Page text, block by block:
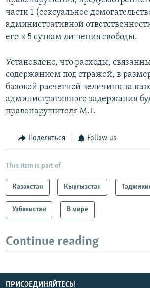
части 1 (сексуальное
административной
его к 5 суткам лишения свободы.
Установлено, что расходы,
содержанием под стражей, в
базовой расчетной величинқ за
административного задержания
правонарушителя М.Г.
Поделиться Follow us
This item is part of
Казахстан Кыргызстан
Узбекистан В мире
Continue reading
ПРИСОЕДИНЯЙТЕСЬ!